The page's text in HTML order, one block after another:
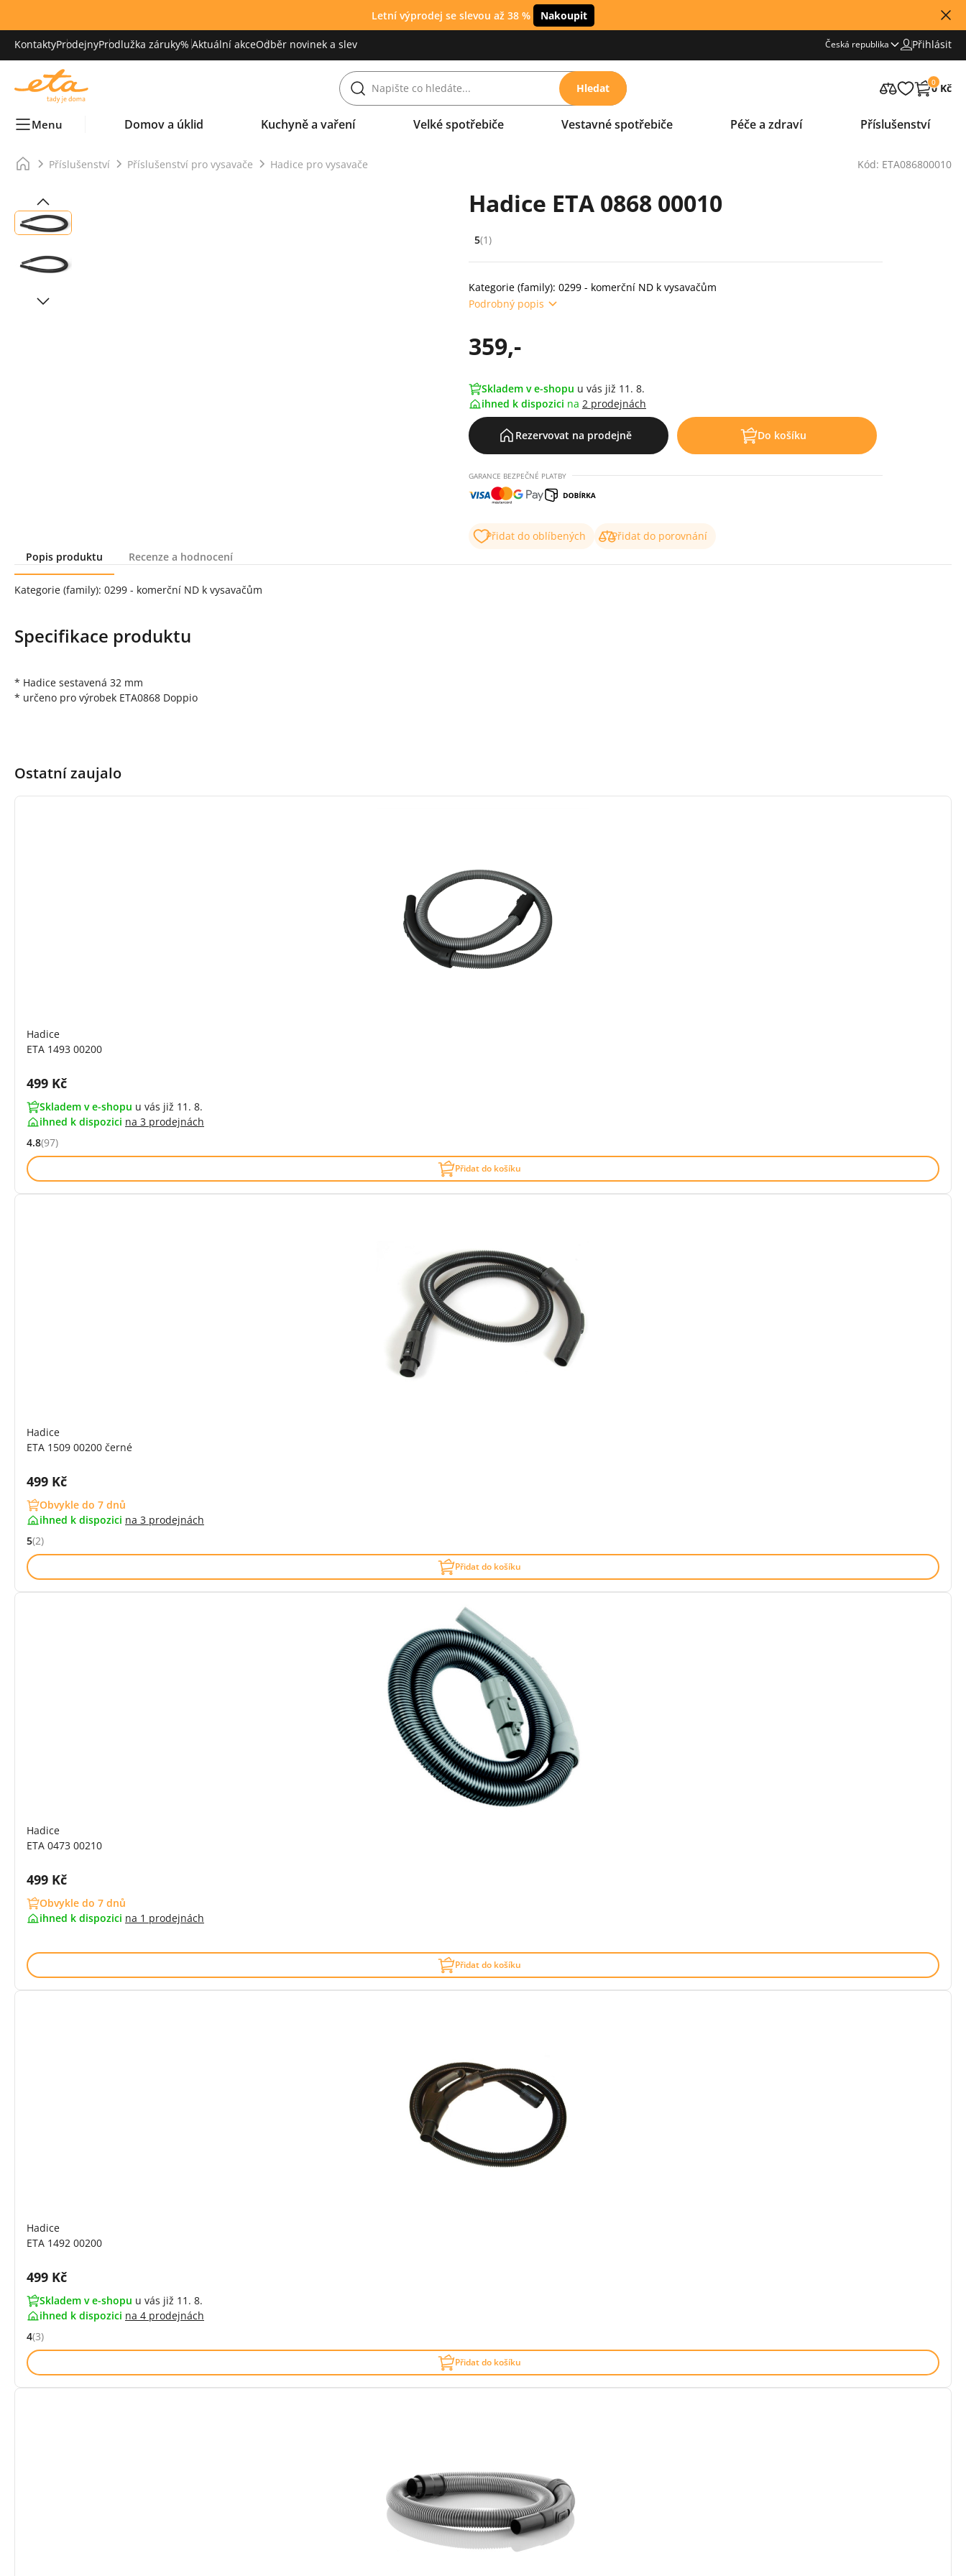
Letní výprodej se slevou až 38 % Nakoupit
KontaktyProdejnyProdlužka záruky% Aktuální akceOdběr novinek a slev Česká republika Přihlásit
Hledat 0
0 Kč
Menu Domov a úklid Kuchyně a vaření Velké spotřebiče Vestavné spotřebiče Péče a zdraví Příslušenství
Příslušenství Příslušenství pro vysavače Hadice pro vysavače Kód: ETA086800010
Hadice ETA 0868 00010
Hodnocení: 5 z 5 (1 recenzí)
5(1)
Kategorie (family): 0299 - komerční ND k vysavačům
Podrobný popis
359,-
Skladem v e-shopu u vás již 11. 8.
ihned k dispozici na 2 prodejnách
Rezervovat na prodejně Do košíku
GARANCE BEZPEČNÉ PLATBY
Přidat do oblíbených
Přidat do porovnání
Popis produktu
Recenze a hodnocení
Popis produktu
Kategorie (family): 0299 - komerční ND k vysavačům
Specifikace produktu
* Hadice sestavená 32 mm
* určeno pro výrobek ETA0868 Doppio
Ostatní zaujalo
Hadice
ETA 1493 00200
Cena s DPH:
499 Kč
Skladem v e-shopu u vás již 11. 8.
ihned k dispozici na 3 prodejnách
Hodnocení: 4.8 z 5 (97 recenzí)
4.8(97)
Přidat do košíku
Hadice
ETA 1509 00200 černé
Cena s DPH:
499 Kč
Obvykle do 7 dnů
ihned k dispozici na 3 prodejnách
Hodnocení: 5 z 5 (2 recenzí)
5(2)
Přidat do košíku
Hadice
ETA 0473 00210
Cena s DPH:
499 Kč
Obvykle do 7 dnů
ihned k dispozici na 1 prodejnách
Přidat do košíku
Hadice
ETA 1492 00200
Cena s DPH:
499 Kč
Skladem v e-shopu u vás již 11. 8.
ihned k dispozici na 4 prodejnách
Hodnocení: 4 z 5 (3 recenzí)
4(3)
Přidat do košíku